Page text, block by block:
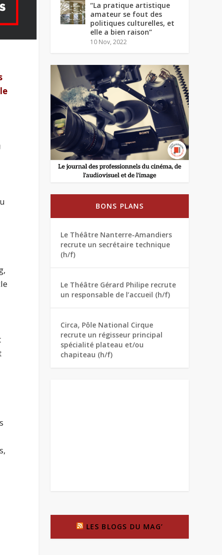
“La pratique artistique
amateur se fout des
politiques culturelles, et
elle a bien raison”
10 Nov, 2022
BONS PLANS
Le Théâtre Nanterre-Amandiers
recrute un secrétaire technique
(h/f)
Le Théâtre Gérard Philipe recrute
un responsable de l’accueil (h/f)
Circa, Pôle National Cirque
recrute un régisseur principal
spécialité plateau et/ou
chapiteau (h/f)
LES BLOGS DU MAG’